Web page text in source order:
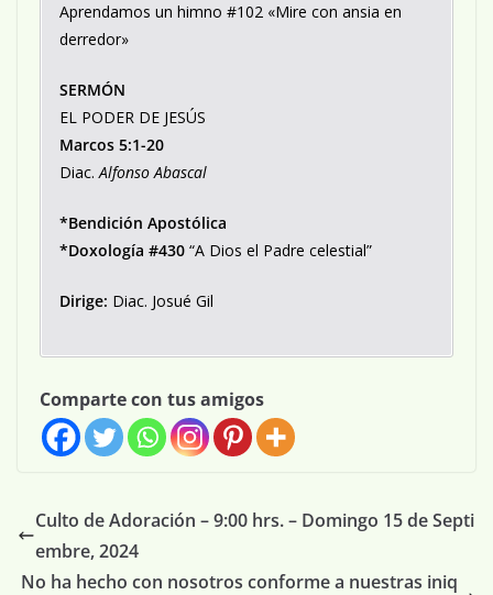
Aprendamos un himno #102 «Mire con ansia en
derredor»
SERMÓN
EL PODER DE JESÚS
Marcos 5:1-20
Diac. Alfonso Abascal
*Bendición Apostólica
*Doxología #430 “A Dios el Padre celestial”
Dirige: Diac. Josué Gil
Comparte con tus amigos
Culto de Adoración – 9:00 hrs. – Domingo 15 de Septi
embre, 2024
No ha hecho con nosotros conforme a nuestras iniq